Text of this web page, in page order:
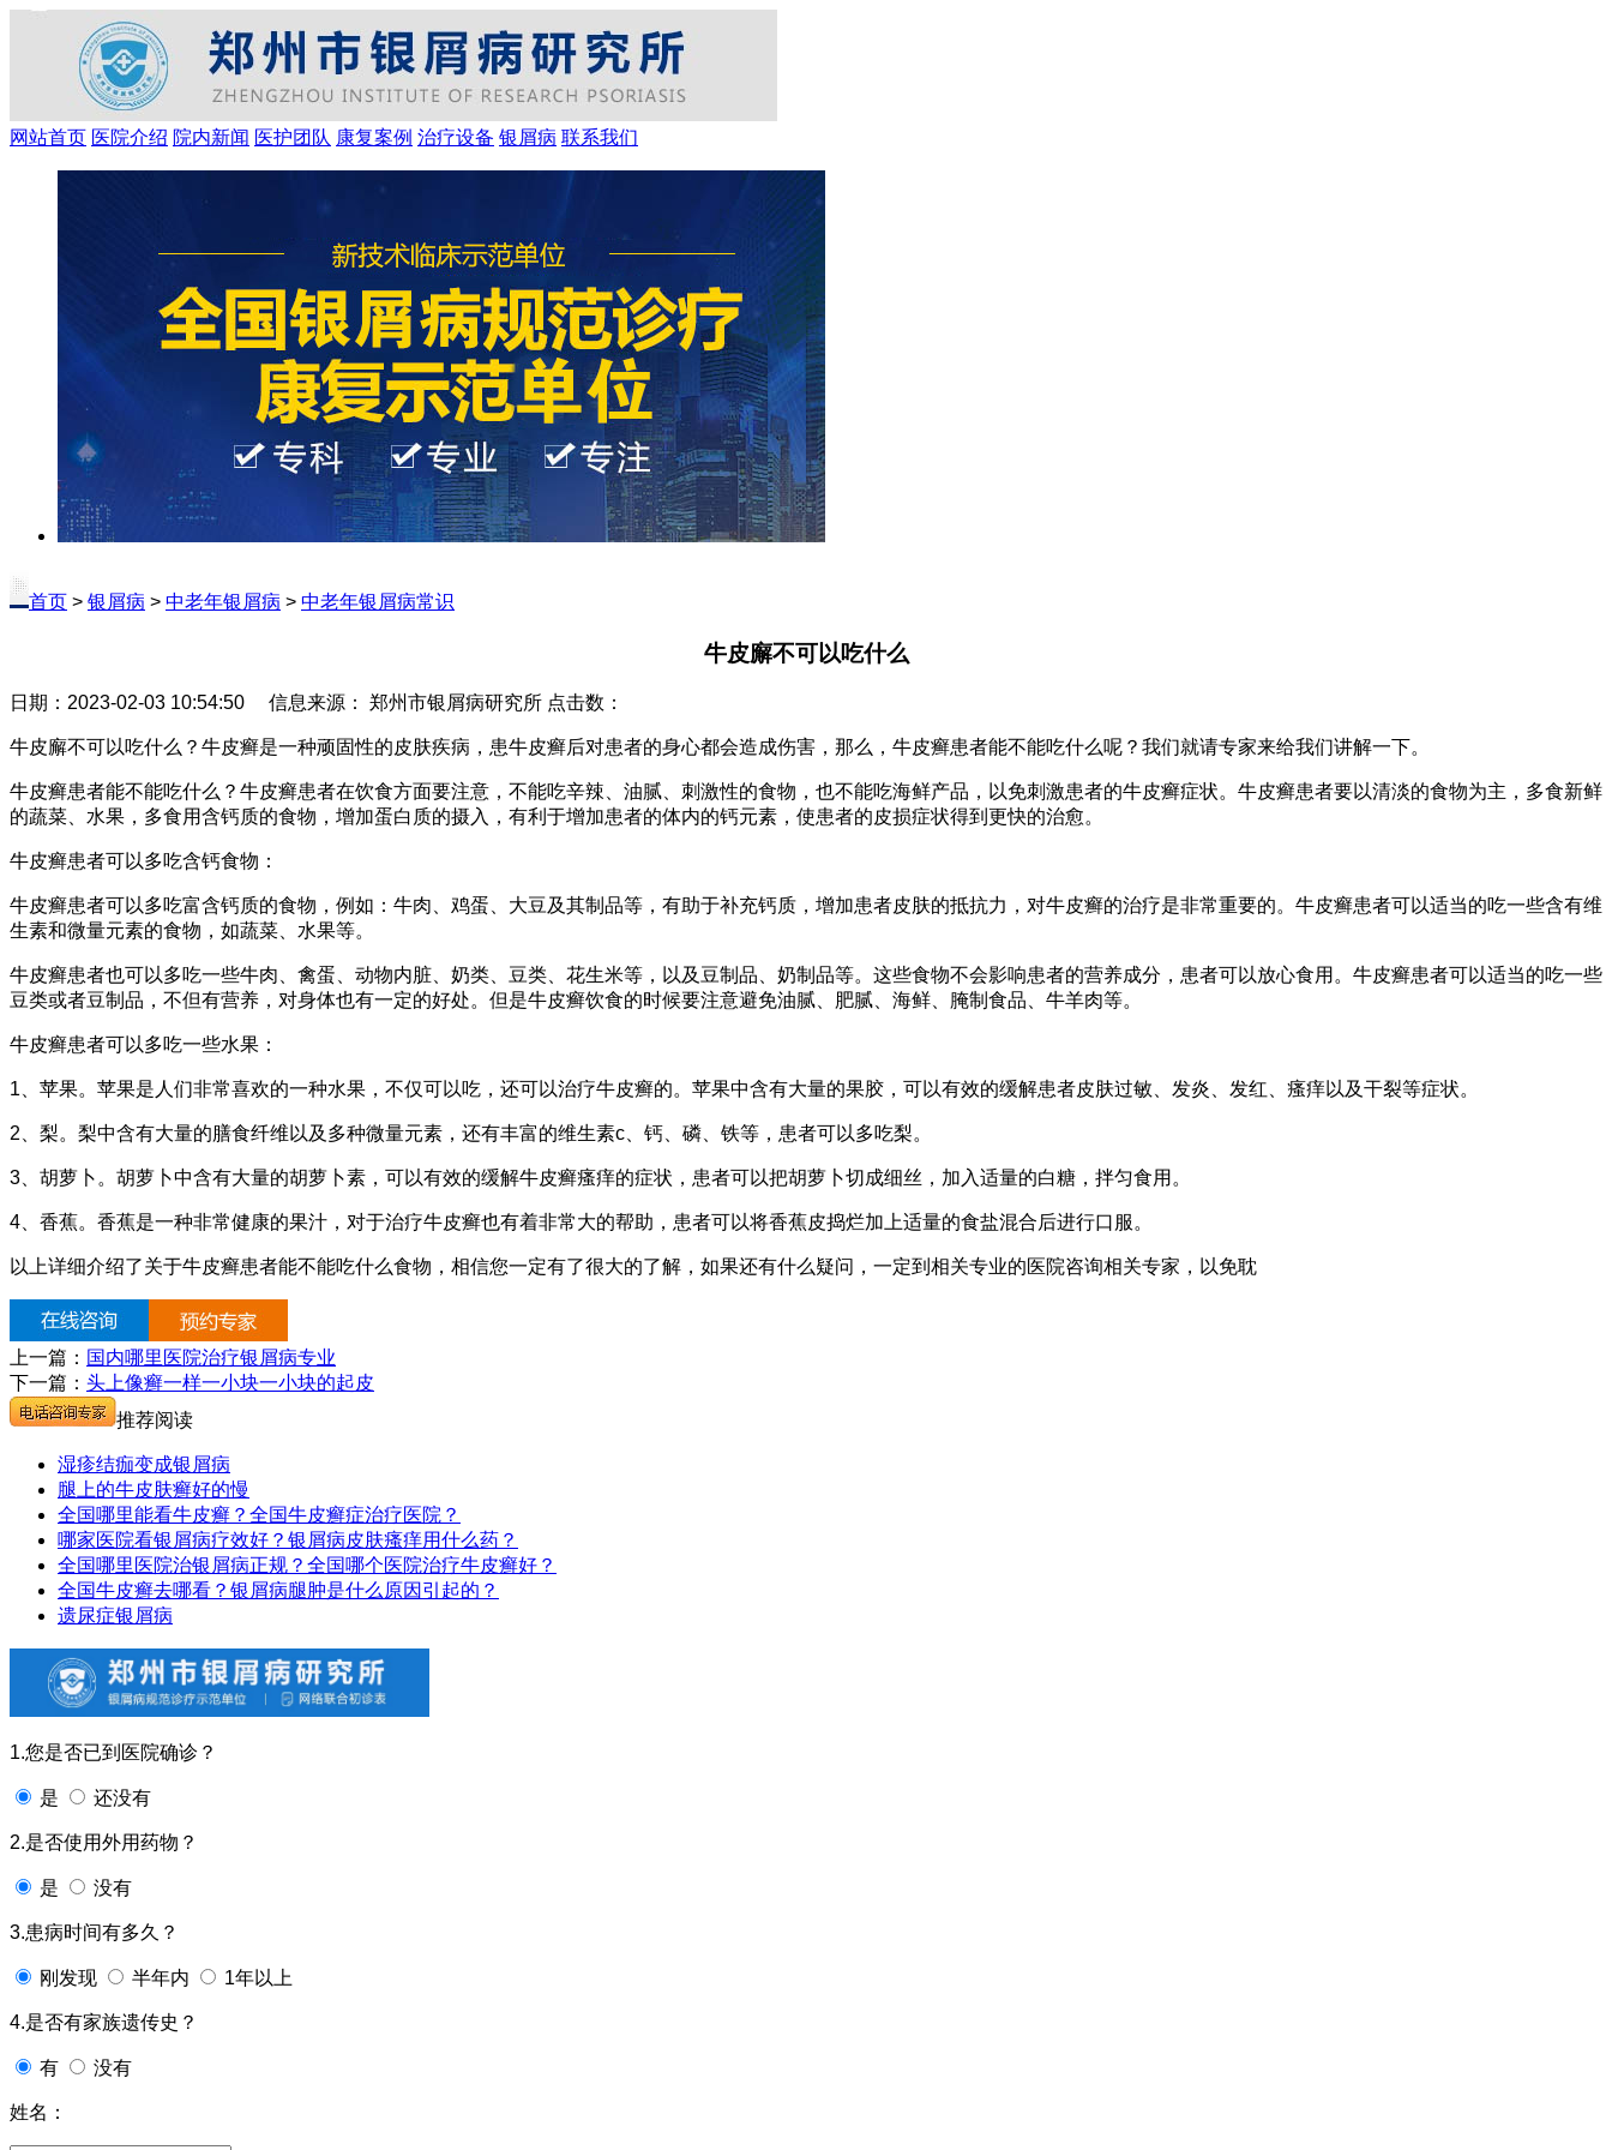
网站首页 医院介绍 院内新闻 医护团队 康复案例 治疗设备 银屑病 联系我们
首页 > 银屑病 > 中老年银屑病 > 中老年银屑病常识
牛皮廨不可以吃什么
日期：2023-02-03 10:54:50 信息来源： 郑州市银屑病研究所 点击数：
牛皮廨不可以吃什么？牛皮癣是一种顽固性的皮肤疾病，患牛皮癣后对患者的身心都会造成伤害，那么，牛皮癣患者能不能吃什么呢？我们就请专家来给我们讲解一下。
牛皮癣患者能不能吃什么？牛皮癣患者在饮食方面要注意，不能吃辛辣、油腻、刺激性的食物，也不能吃海鲜产品，以免刺激患者的牛皮癣症状。牛皮癣患者要以清淡的食物为主，多食新鲜
的蔬菜、水果，多食用含钙质的食物，增加蛋白质的摄入，有利于增加患者的体内的钙元素，使患者的皮损症状得到更快的治愈。
牛皮癣患者可以多吃含钙食物：
牛皮癣患者可以多吃富含钙质的食物，例如：牛肉、鸡蛋、大豆及其制品等，有助于补充钙质，增加患者皮肤的抵抗力，对牛皮癣的治疗是非常重要的。牛皮癣患者可以适当的吃一些含有维
生素和微量元素的食物，如蔬菜、水果等。
牛皮癣患者也可以多吃一些牛肉、禽蛋、动物内脏、奶类、豆类、花生米等，以及豆制品、奶制品等。这些食物不会影响患者的营养成分，患者可以放心食用。牛皮癣患者可以适当的吃一些
豆类或者豆制品，不但有营养，对身体也有一定的好处。但是牛皮癣饮食的时候要注意避免油腻、肥腻、海鲜、腌制食品、牛羊肉等。
牛皮癣患者可以多吃一些水果：
1、苹果。苹果是人们非常喜欢的一种水果，不仅可以吃，还可以治疗牛皮癣的。苹果中含有大量的果胶，可以有效的缓解患者皮肤过敏、发炎、发红、瘙痒以及干裂等症状。
2、梨。梨中含有大量的膳食纤维以及多种微量元素，还有丰富的维生素c、钙、磷、铁等，患者可以多吃梨。
3、胡萝卜。胡萝卜中含有大量的胡萝卜素，可以有效的缓解牛皮癣瘙痒的症状，患者可以把胡萝卜切成细丝，加入适量的白糖，拌匀食用。
4、香蕉。香蕉是一种非常健康的果汁，对于治疗牛皮癣也有着非常大的帮助，患者可以将香蕉皮捣烂加上适量的食盐混合后进行口服。
以上详细介绍了关于牛皮癣患者能不能吃什么食物，相信您一定有了很大的了解，如果还有什么疑问，一定到相关专业的医院咨询相关专家，以免耽
上一篇： 国内哪里医院治疗银屑病专业
下一篇： 头上像癣一样一小块一小块的起皮
推荐阅读
湿疹结痂变成银屑病
腿上的牛皮肤癣好的慢
全国哪里能看牛皮癣？全国牛皮癣症治疗医院？
哪家医院看银屑病疗效好？银屑病皮肤瘙痒用什么药？
全国哪里医院治银屑病正规？全国哪个医院治疗牛皮癣好？
全国牛皮癣去哪看？银屑病腿肿是什么原因引起的？
遗尿症银屑病
1.您是否已到医院确诊？
是 还没有
2.是否使用外用药物？
是 没有
3.患病时间有多久？
刚发现 半年内 1年以上
4.是否有家族遗传史？
有 没有
姓名：